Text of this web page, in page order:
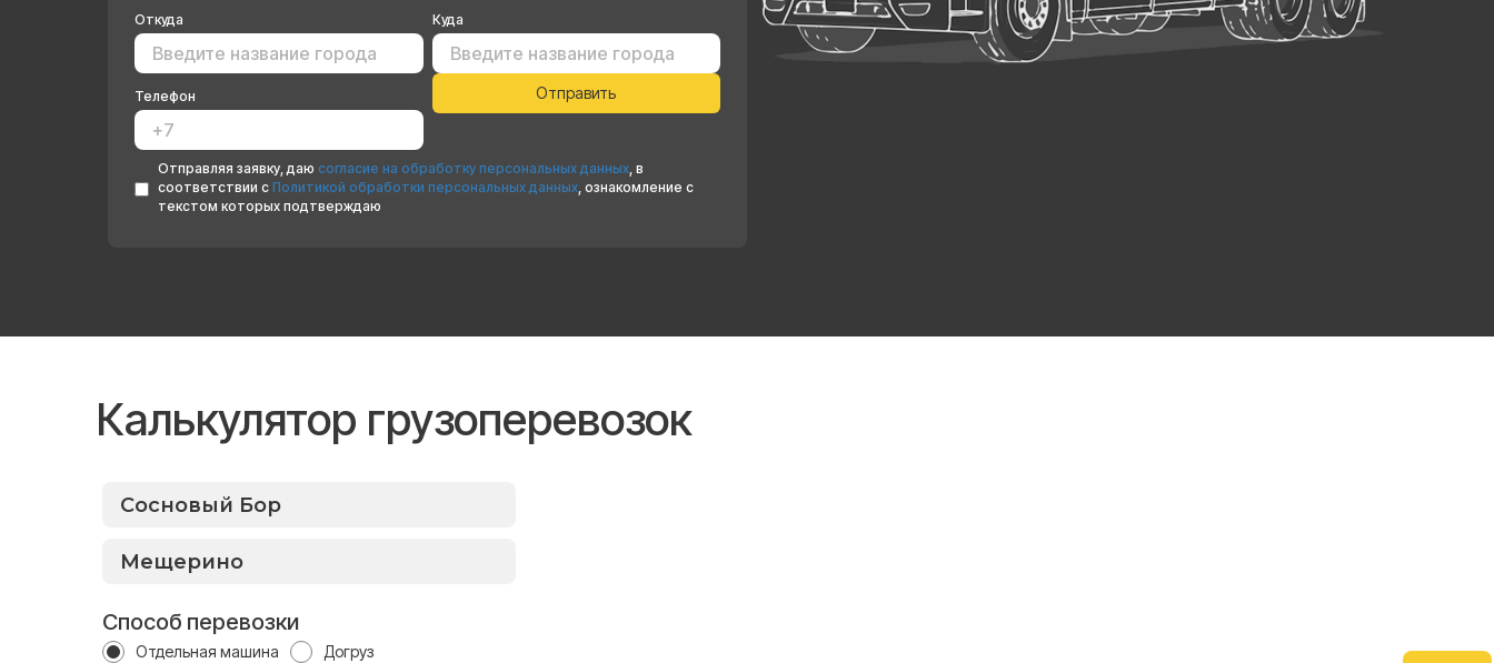
Откуда Куда
Телефон
Отправляя заявку, даю согласие на обработку персональных данных, в
соответствии с Политикой обработки персональных данных, ознакомление с
текстом которых подтверждаю
Калькулятор грузоперевозок
Способ перевозки
Отдельная машина Догруз